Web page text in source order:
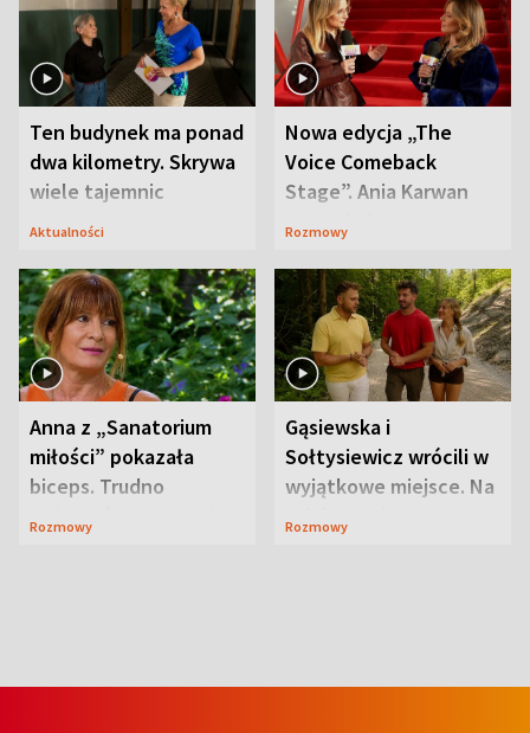
Ten budynek ma ponad
dwa kilometry. Skrywa
wiele tajemnic
Aktualności
Nowa edycja „The
Voice Comeback
Stage”. Ania Karwan
zapowiada
Rozmowy
Anna z „Sanatorium
miłości” pokazała
biceps. Trudno
uwierzyć, co przeszła
Rozmowy
Gąsiewska i
Sołtysiewicz wrócili w
wyjątkowe miejsce. Na
szlaku czekał
Rozmowy